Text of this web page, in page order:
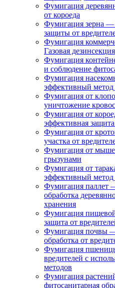
Фумигация
от короеда
Фумигация зерна —
защиты от
Фумигация
Газовая дезинсекция
Фумигация
и соблюдение
Фумигация
эффективный
Фумигация от
уничтожение
Фумигация от
эффективная
Фумигация от
участка от
Фумигация от
грызунами
Фумигация от
эффективный
Фумигация паллет
обработка
хранения
Фумигация
защита от
Фумигация почвы
обработка от
Фумигация
вредителей с
методов
Фумигация
фитосанитарная